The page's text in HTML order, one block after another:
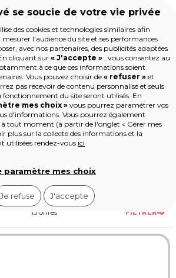
Océan Indien Séjour Île Maurice
Maurice
attire plus de 1,3 million de
chaque année avec ses330
de soleil. Les plages de sable
bordent des lagons turquoise où
de l’eau oscille entre 24
°C toute l’année.
Voir plus
15 offres FILTRER
se soucie de votre vie privée
des cookies et technologies similaires afin
l'audience du site et ses performances
avec nos partenaires, des publicités adaptées
cliquant sur « J'accepte » , vous consentez au
à ce que ces informations soient
Vous pouvez choisir de « refuser » et
pas recevoir de contenu personnalisé et seuls
fonctionnement du site seront utilisés. En
mes choix » vous pourrez paramétrer vos
d'informations. Vous pourrez également
à tout moment (à partir de l'onglet « Gérer mes
plus sur la collecte des informations et la
utilisées rendez-vous ici
paramètre mes choix
Je refuse J'accepte